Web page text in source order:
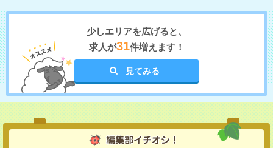
少しエリアを広げると、
求人が31件増えます！
見てみる